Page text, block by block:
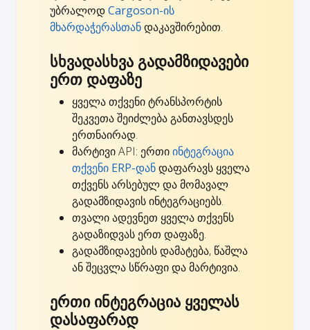
უბრალოდCargoson-ის
მხარდაჭერასთანდაკავშირებით.
სხვადასხვა გადამზიდავები
ერთ დაფაზე
ყველა თქვენი ტრანსპორტის
შეკვეთა შეიძლება განთავსდეს
ერთნაირად.
მარტივი API: ერთიინტეგრაცია
თქვენი ERP-დანდაფარავს ყველა
თქვენს არსებულ და მომავალ
გადამზიდავის ინტეგრაციებს.
თვალი ადევნეთ ყველა თქვენს
გადაზიდვას ერთ დაფაზე.
გადამზიდავების დამატება, წაშლა
ან შეცვლა სწრაფი და მარტივია.
ერთი ინტეგრაცია ყველას
დასაფარად